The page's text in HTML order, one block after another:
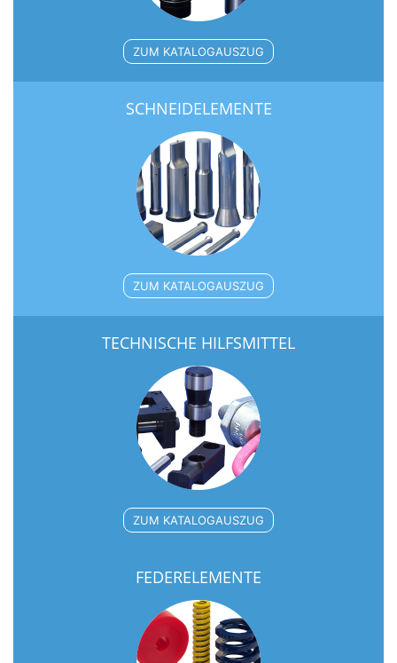
ZUM KATALOGAUSZUG
SCHNEIDELEMENTE
ZUM KATALOGAUSZUG
TECHNISCHE HILFSMITTEL
ZUM KATALOGAUSZUG
FEDERELEMENTE